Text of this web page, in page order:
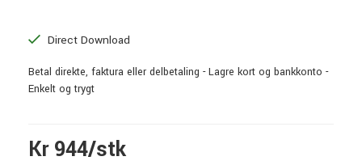
Direct Download
Betal direkte, faktura eller delbetaling - Lagre kort og bankkonto -
Enkelt og trygt
Kr 944/stk